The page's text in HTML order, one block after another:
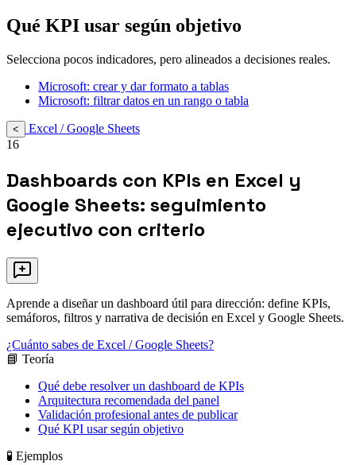
Qué KPI usar según objetivo
Selecciona pocos indicadores, pero alineados a decisiones reales.
Microsoft: crear y dar formato a tablas
Microsoft: filtrar datos en un rango o tabla
<
Excel / Google Sheets
16
Dashboards con KPIs en Excel y
Google Sheets: seguimiento
ejecutivo con criterio
Aprende a diseñar un dashboard útil para dirección: define KPIs,
semáforos, filtros y narrativa de decisión en Excel y Google Sheets.
¿Cuánto sabes de Excel / Google Sheets?
📘 Teoría
Qué debe resolver un dashboard de KPIs
Arquitectura recomendada del panel
Validación profesional antes de publicar
Qué KPI usar según objetivo
🧪 Ejemplos